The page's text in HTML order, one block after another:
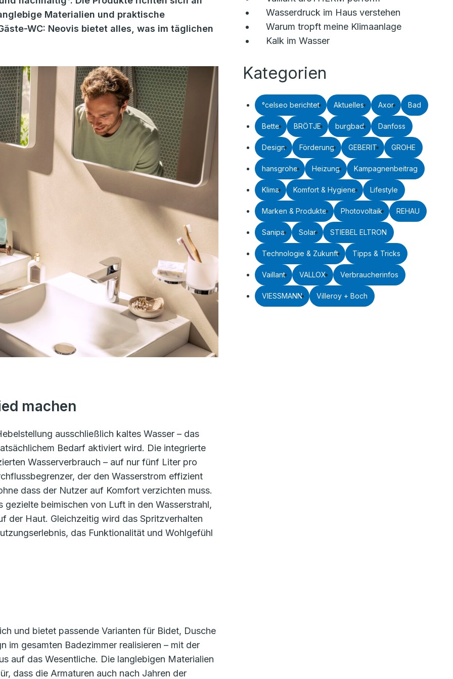
Materialien und praktische
WC: Neovis bietet alles, was im täglichen
machen
ausschließlich kaltes Wasser – das
Bedarf aktiviert wird. Die integrierte
Wasserverbrauch – auf nur fünf Liter pro
der den Wasserstrom effizient
dass der Nutzer auf Komfort verzichten muss.
beimischen von Luft in den Wasserstrahl,
der Haut. Gleichzeitig wird das Spritzverhalten
das Funktionalität und Wohlgefühl
und bietet passende Varianten für Bidet, Dusche
im gesamten Badezimmer realisieren – mit der
auf das Wesentliche. Die langlebigen Materialien
dass die Armaturen auch nach Jahren der
Wasserdruck im Haus verstehen
Warum tropft meine Klimaanlage
Kalk im Wasser
Kategorien
°celseo berichtet Aktuelles Axor Bad
Bette BRÖTJE burgbad Danfoss
Design Förderung GEBERIT GROHE
hansgrohe Heizung Kampagnenbeitrag
Klima Komfort & Hygiene Lifestyle
Marken & Produkte Photovoltaik REHAU
Sanipa Solar STIEBEL ELTRON
Technologie & Zukunft Tipps & Tricks
Vaillant VALLOX Verbraucherinfos
VIESSMANN Villeroy + Boch